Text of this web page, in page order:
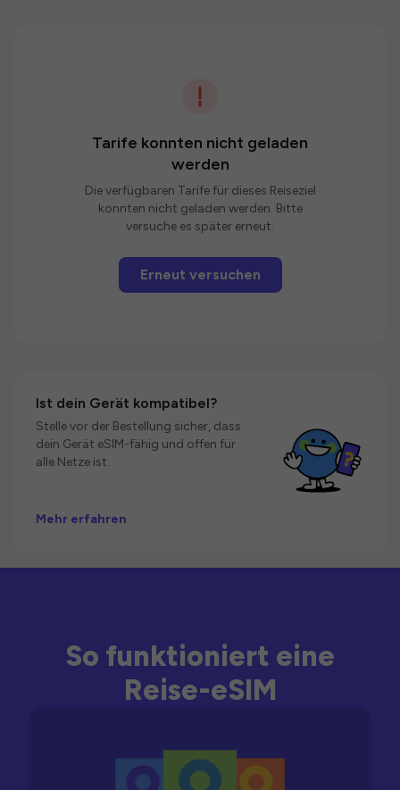
Tarife konnten nicht geladen
werden
Die verfügbaren Tarife für dieses Reiseziel
konnten nicht geladen werden. Bitte
versuche es später erneut.
Erneut versuchen
Ist dein Gerät kompatibel?
Stelle vor der Bestellung sicher, dass
dein Gerät eSIM-fähig und offen für
alle Netze ist.
Mehr erfahren
So funktioniert eine
Reise-eSIM